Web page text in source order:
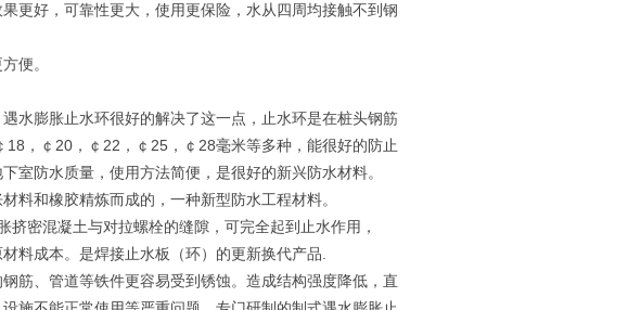
更好，可靠性更大，使用更保险，水从四周均接触不到钢
便。
水膨胀止水环很好的解决了这一点，止水环是在桩头钢筋
，￠20，￠22，￠25，￠28毫米等多种，能很好的防止
室防水质量，使用方法简便，是很好的新兴防水材料。
料和橡胶精炼而成的，一种新型防水工程材料。
密混凝土与对拉螺栓的缝隙，可完全起到止水作用，
料成本。是焊接止水板（环）的更新换代产品.
筋、管道等铁件更容易受到锈蚀。造成结构强度降低，直